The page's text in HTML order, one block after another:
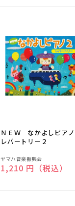
ＮＥＷ なかよしピア
レパートリー２
販
売
ヤマハ音楽振興会
通常価格
1,210 円（税込）